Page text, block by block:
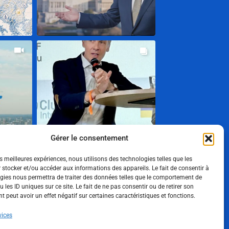
Gérer le consentement
meilleures expériences, nous utilisons des technologies telles que les
stocker et/ou accéder aux informations des appareils. Le fait de consentir à
nous permettra de traiter des données telles que le comportement de
les ID uniques sur ce site. Le fait de ne pas consentir ou de retirer son
peut avoir un effet négatif sur certaines caractéristiques et fonctions.
Show More